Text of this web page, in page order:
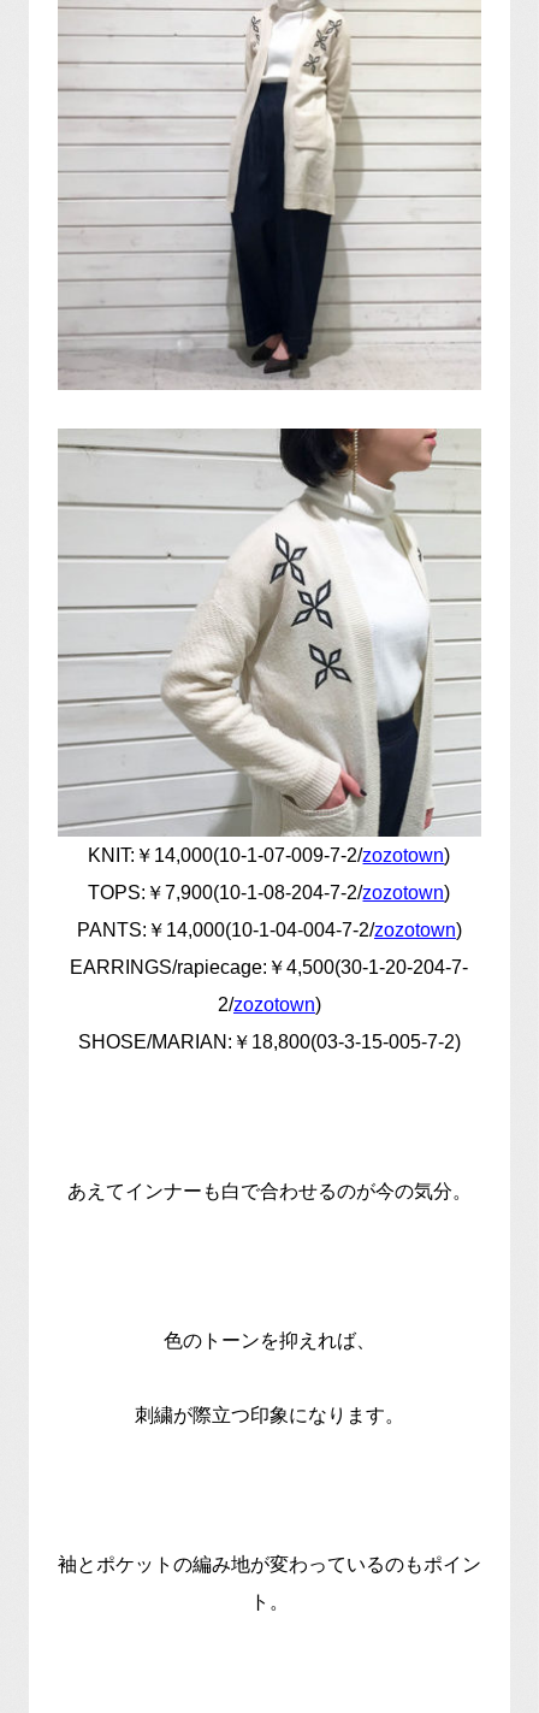
KNIT:￥14,000(10-1-07-009-7-2/zozotown)
TOPS:￥7,900(10-1-08-204-7-2/zozotown)
PANTS:￥14,000(10-1-04-004-7-2/zozotown)
EARRINGS/rapiecage:￥4,500(30-1-20-204-7-
2/zozotown)
SHOSE/MARIAN:￥18,800(03-3-15-005-7-2)
あえてインナーも白で合わせるのが今の気分。
色のトーンを抑えれば、
刺繍が際立つ印象になります。
袖とポケットの編み地が変わっているのもポイン
ト。